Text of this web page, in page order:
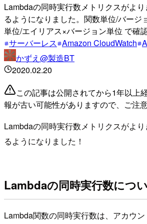
Lambdaの同時実行数メトリクスがよ
るようになりました。関数単位/バージ
単位/エイリアス×バージョン単位 で確
サーバーレス Amazon CloudWatch
かずえ@製造BT
2020.02.20
この記事は公開されてから1年以上
報が古い可能性がありますので、ご注意
Lambdaの同時実行数メトリクスがよ
るようになりました！
Lambdaの同時実行数につ
Lambda関数の同時実行数は、アカウ